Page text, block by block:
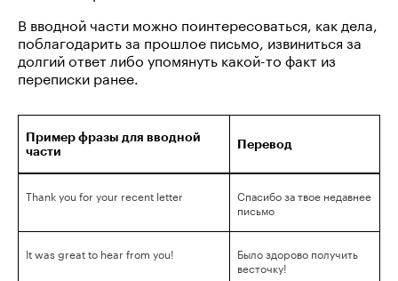
В вводной части можно поинтересоваться, как дела,
поблагодарить за прошлое письмо, извиниться за
долгий ответ либо упомянуть какой-то факт из
переписки ранее.
Пример фразы для вводной
части
Перевод
Thank you for your recent letter
Спасибо за твое недавнее
письмо
It was great to hear from you!
Было здорово получить
весточку!